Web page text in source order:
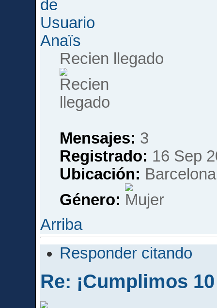
Anaïs
Recien llegado
Mensajes: 3
Registrado: 16 Sep
Ubicación: Barcelona
Género:
Arriba
Responder citando
Re: ¡Cumplimos